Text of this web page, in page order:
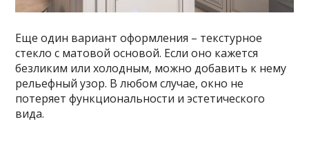
Еще один вариант оформления – текстурное
стекло с матовой основой. Если оно кажется
безликим или холодным, можно добавить к нему
рельефный узор. В любом случае, окно не
потеряет функциональности и эстетического
вида.